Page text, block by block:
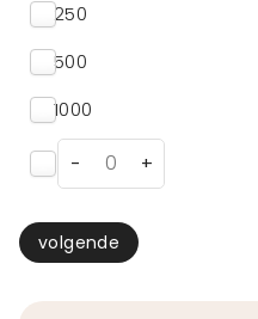
250
500
1000
- +
volgende